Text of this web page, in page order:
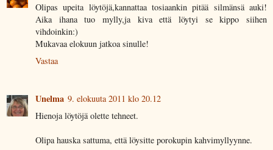
Olipas upeita löytöjä,kannattaa tosiaankin pitää silmänsä auki!
Aika ihana tuo mylly,ja kiva että löytyi se kippo siihen
vihdoinkin:)
Mukavaa elokuun jatkoa sinulle!
Vastaa
Unelma 9. elokuuta 2011 klo 20.12
Hienoja löytöjä olette tehneet.
Olipa hauska sattuma, että löysitte porokupin kahvimyllyynne.